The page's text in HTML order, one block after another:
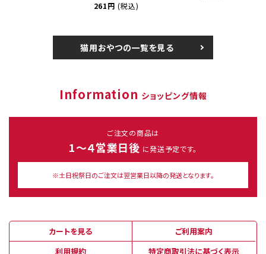
261円 (税込)
猫用おやつの一覧を見る
Information ショッピング情報
ご注文の商品は
1～４営業日後 に発送予定です。
※土日祝祭日のご注文は翌営業日以降の発送となります。
カートを見る
ご利用案内
利用規約
特定商取引法に基づく表示